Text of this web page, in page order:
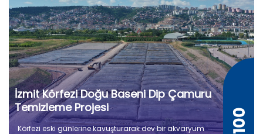
İzmit Körfezi Doğu Baseni Dip Çamuru
Temizleme Projesi
Körfezi eski günlerine kavuşturarak dev bir akvaryum